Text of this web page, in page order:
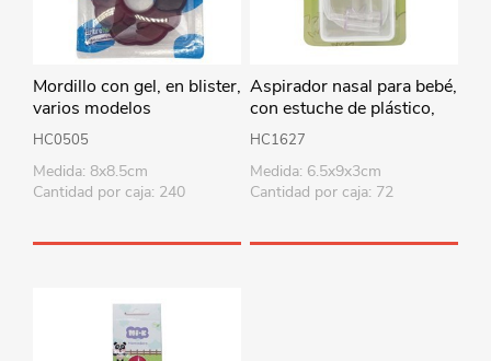
Mordillo con gel, en blister,
varios modelos
HC0505
Medida: 8x8.5cm
Cantidad por caja: 240
Aspirador nasal para bebé,
con estuche de plástico,
MI-K, en blister
HC1627
Medida: 6.5x9x3cm
Cantidad por caja: 72